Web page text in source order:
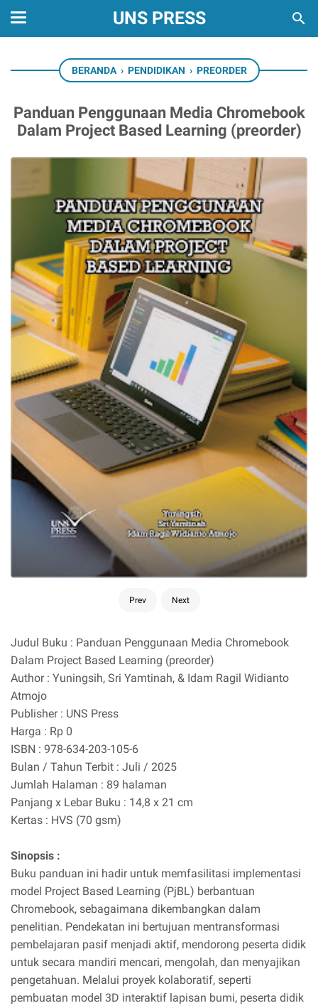
UNS PRESS
BERANDA › PENDIDIKAN › PREORDER
Panduan Penggunaan Media Chromebook
Dalam Project Based Learning (preorder)
Prev Next
Judul Buku : Panduan Penggunaan Media Chromebook
Dalam Project Based Learning (preorder)
Author : Yuningsih, Sri Yamtinah, & Idam Ragil Widianto
Atmojo
Publisher : UNS Press
Harga : Rp 0
ISBN : 978-634-203-105-6
Bulan / Tahun Terbit : Juli / 2025
Jumlah Halaman : 89 halaman
Panjang x Lebar Buku : 14,8 x 21 cm
Kertas : HVS (70 gsm)
Sinopsis :
Buku panduan ini hadir untuk memfasilitasi implementasi
model Project Based Learning (PjBL) berbantuan
Chromebook, sebagaimana dikembangkan dalam
penelitian. Pendekatan ini bertujuan mentransformasi
pembelajaran pasif menjadi aktif, mendorong peserta didik
untuk secara mandiri mencari, mengolah, dan menyajikan
pengetahuan. Melalui proyek kolaboratif, seperti
pembuatan model 3D interaktif lapisan bumi, peserta didik